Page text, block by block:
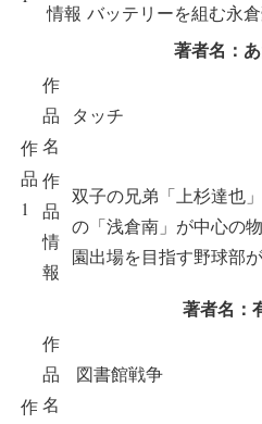
情報 バッテリーを組む永
著者名：
作
品
1
作
品
名
タッチ
作
品
情
報
双子の兄弟「上杉達也
の「浅倉南」が中心の
園出場を目指す野球部が
著者名：
作
作
品
名
図書館戦争